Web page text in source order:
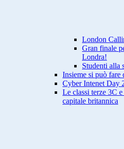
London
Gran finale
Londra!
Studenti alla
Insieme si può fare
Cyber Intenet Day
Le classi terze 3C
capitale britannica